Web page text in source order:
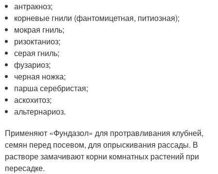
антракноз;
корневые гнили (фантомицетная, питиозная);
мокрая гниль;
ризоктаниоз;
серая гниль;
фузариоз;
черная ножка;
парша серебристая;
аскохитоз;
альтернариоз.
Применяют «Фундазол» для протравливания клубней,
семян перед посевом, для опрыскивания рассады. В
растворе замачивают корни комнатных растений при
пересадке.